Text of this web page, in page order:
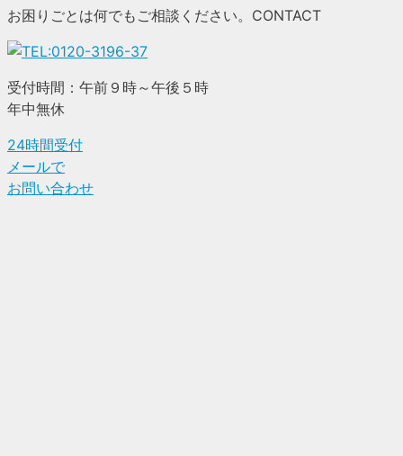
お困りごとは何でもご相談ください。 CONTACT
受付時間：午前９時～午後５時
年中無休
24時間受付
メールで
お問い合わせ